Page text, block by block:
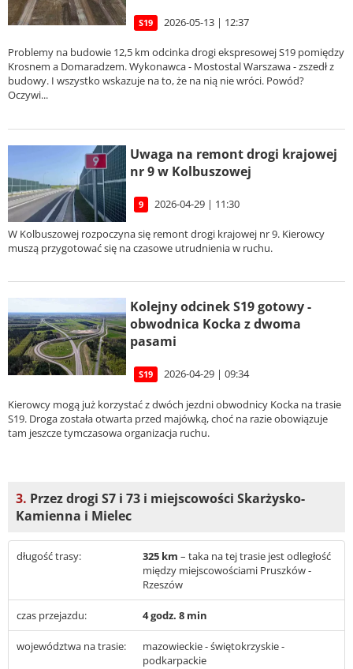
S19 2026-05-13 | 12:37
Problemy na budowie 12,5 km odcinka drogi ekspresowej S19 pomiędzy
Krosnem a Domaradzem. Wykonawca - Mostostal Warszawa - zszedł z
budowy. I wszystko wskazuje na to, że na nią nie wróci. Powód?
Oczywi...
Uwaga na remont drogi krajowej
nr 9 w Kolbuszowej
9 2026-04-29 | 11:30
W Kolbuszowej rozpoczyna się remont drogi krajowej nr 9. Kierowcy
muszą przygotować się na czasowe utrudnienia w ruchu.
Kolejny odcinek S19 gotowy -
obwodnica Kocka z dwoma
pasami
S19 2026-04-29 | 09:34
Kierowcy mogą już korzystać z dwóch jezdni obwodnicy Kocka na trasie
S19. Droga została otwarta przed majówką, choć na razie obowiązuje
tam jeszcze tymczasowa organizacja ruchu.
3. Przez drogi S7 i 73 i miejscowości Skarżysko-
Kamienna i Mielec
długość trasy: 325 km – taka na tej trasie jest odległość
między miejscowościami Pruszków -
Rzeszów
czas przejazdu: 4 godz. 8 min
województwa na trasie:
mazowieckie - świętokrzyskie -
podkarpackie